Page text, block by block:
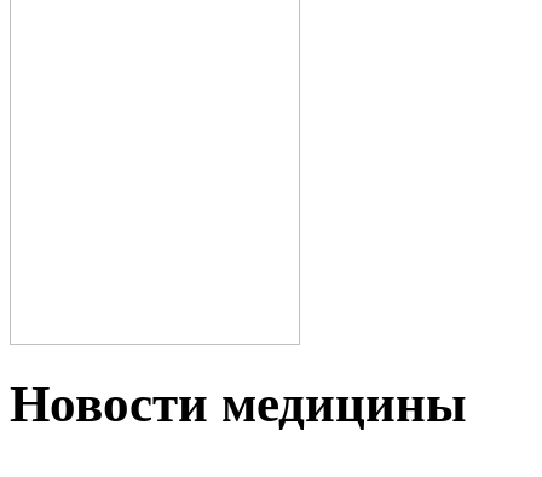
Новости медицины